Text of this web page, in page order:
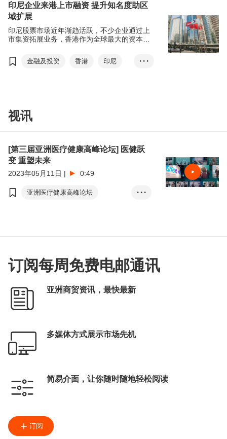
亚洲医疗健康高峰论坛
香港国际医疗及保健展
印尼企业来港上市融资 提升知名度助区
域扩展
印尼股票市场近年渐趋活跃，不少企业通过上
市集资拓展业务，香港作为全球最大的资本市
升国际知名度及开拓区域商机。
金融及投资 香港
印尼
资金池
农业科技
独角兽
• • •
视讯
[第三届亚洲医疗健康高峰论坛] 医健跃
变 重塑未来
2023年05月11日 | 0:49
亚洲医疗健康高峰论坛
• • •
订阅每周免费电邮通讯
亚洲商贸资讯，最快最新
多媒体方式展示市场先机
简易介面，让你随时随地轻松阅读
订阅